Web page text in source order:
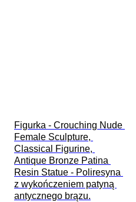
Figurka - Crouching Nude
Female Sculpture,
Classical Figurine,
Antique Bronze Patina
Resin Statue - Poliresyna
z wykończeniem patyną
antycznego brązu.